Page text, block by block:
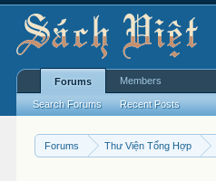
Forums Thư Viện Tổng Hợp
Forums
Search Forums Recent Posts
Members